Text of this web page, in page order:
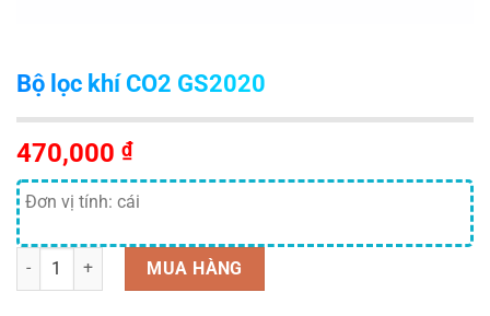
Bộ lọc khí CO2 GS2020
470,000 ₫
Đơn vị tính: cái
Số lượng MUA HÀNG